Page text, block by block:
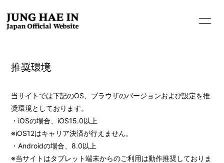
PROFILE
BIOGRAPHY
MOVIE
STORE
推奨環境
当サイトでは下記のOS、ブラウザのバージョンおよび設定を推
奨環境としております。
・iOSの場合、iOS15.0以上
※iOS12はキャリア決済が行えません。
・Androidの場合、8.0以上
※当サイトはタブレット端末からのご利用は動作推奨しておりま